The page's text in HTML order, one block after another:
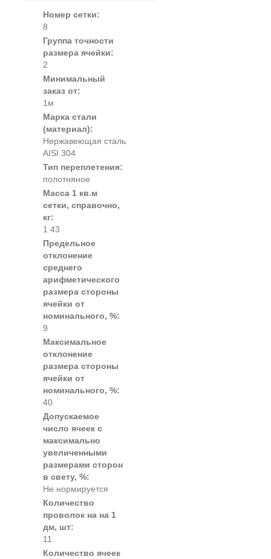
Номер сетки:
8
Группа точности
размера ячейки:
2
Минимальный
заказ от:
1м
Марка стали
(материал):
Нержавеющая сталь
AISI 304
Тип переплетения:
полотняное
Масса 1 кв.м
сетки, справочно,
кг:
1.43
Предельное
отклонение
среднего
арифметического
размера стороны
ячейки от
номинального, %:
9
Максимальное
отклонение
размера стороны
ячейки от
номинального, %:
40
Допускаемое
число ячеек с
максимально
увеличенными
размерами сторон
в свету, %:
Не нормируется
Количество
проволок на на 1
дм, шт:
11
Количество ячеек